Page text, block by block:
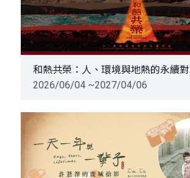
和熱共榮：人、環境與地熱的永續
2026/06/04 ~2027/04/06